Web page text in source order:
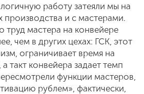
работу затеяли мы на
производства и с мастерами.
труд мастера на конвейере
чем в других цехах: ГСК, этот
ограничивает время на
такт конвейера задает темп
функции мастеров,
рублем», фактически,